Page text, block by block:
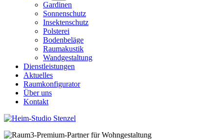
Gardinen
Sonnenschutz
Insektenschutz
Polsterei
Bodenbeläge
Raumakustik
Wandgestaltung
Dienstleistungen
Aktuelles
Raumkonfigurator
Über uns
Kontakt